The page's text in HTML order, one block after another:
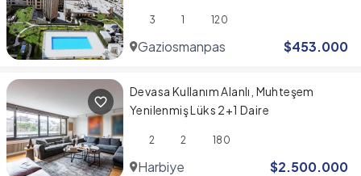
3 1 120
Gaziosmanpasa $453.000
Devasa Kullanım Alanlı, Muhteşem
Yenilenmiş Lüks 2+1 Daire
2 2 180
Harbiye $2.500.000